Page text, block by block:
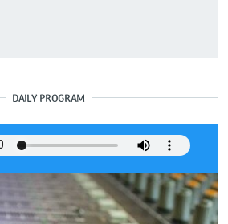
DAILY PROGRAM